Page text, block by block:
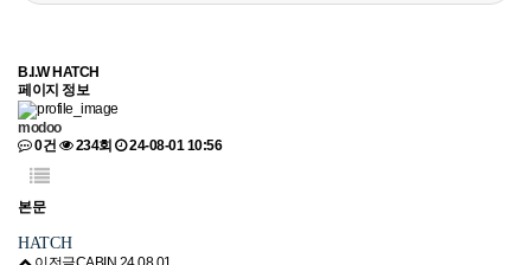
B.I.W HATCH
페이지 정보
modoo
0건
234회 24-08-01 10:56
본문
HATCH